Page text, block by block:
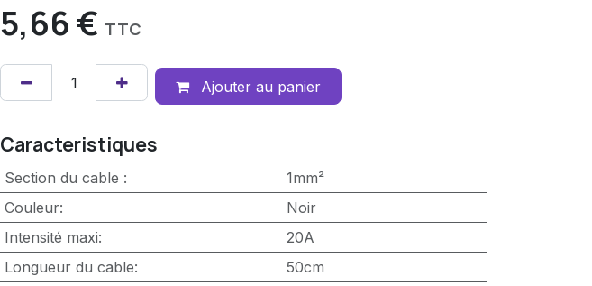
5,66 € TTC
Ajouter au panier
Caracteristiques
Section du cable :
1mm²
Couleur:
Noir
Intensité maxi:
20A
Longueur du cable:
50cm